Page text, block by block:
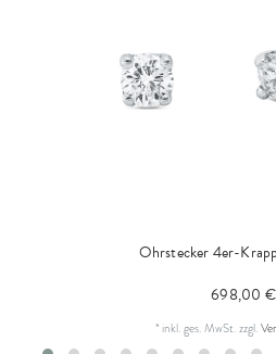
Ohrstecker 4er-
698,00 €
* inkl. ges. MwSt.zzgl.